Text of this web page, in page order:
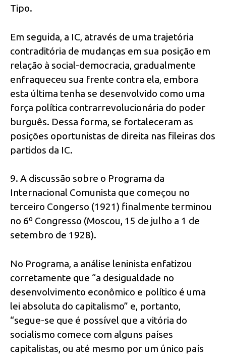
Tipo.
Em seguida, a IC, através de uma trajetória
contraditória de mudanças em sua posição em
relação à social-democracia, gradualmente
enfraqueceu sua frente contra ela, embora
esta última tenha se desenvolvido como uma
força política contrarrevolucionária do poder
burguês. Dessa forma, se fortaleceram as
posições oportunistas de direita nas fileiras dos
partidos da IC.
9. A discussão sobre o Programa da
Internacional Comunista que começou no
terceiro Congerso (1921) finalmente terminou
no 6º Congresso (Moscou, 15 de julho a 1 de
setembro de 1928).
No Programa, a análise leninista enfatizou
corretamente que “a desigualdade no
desenvolvimento econômico e político é uma
lei absoluta do capitalismo” e, portanto,
“segue-se que é possível que a vitória do
socialismo comece com alguns países
capitalistas, ou até mesmo por um único país